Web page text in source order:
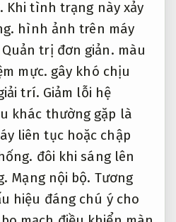
Khi tình trạng này xảy
hình ảnh trên máy
Quản trị đơn giản. màu
mực. gây khó chịu
trí. Giảm lỗi hệ
khác thường gặp là
liên tục hoặc chập
đôi khi sáng lên
Mạng nội bộ. Tương
hiệu đáng chú ý cho